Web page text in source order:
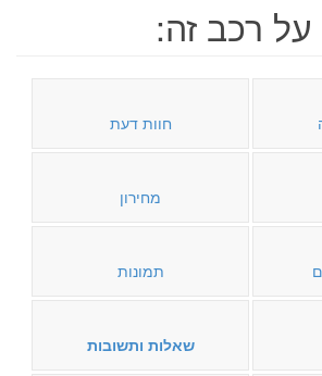
על רכב זה:
חוות דעת
מחירון
תמונות
שאלות ותשובות